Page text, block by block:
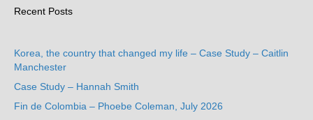
Recent Posts
Korea, the country that changed my life – Case Study – Caitlin
Manchester
Case Study – Hannah Smith
Fin de Colombia – Phoebe Coleman, July 2026